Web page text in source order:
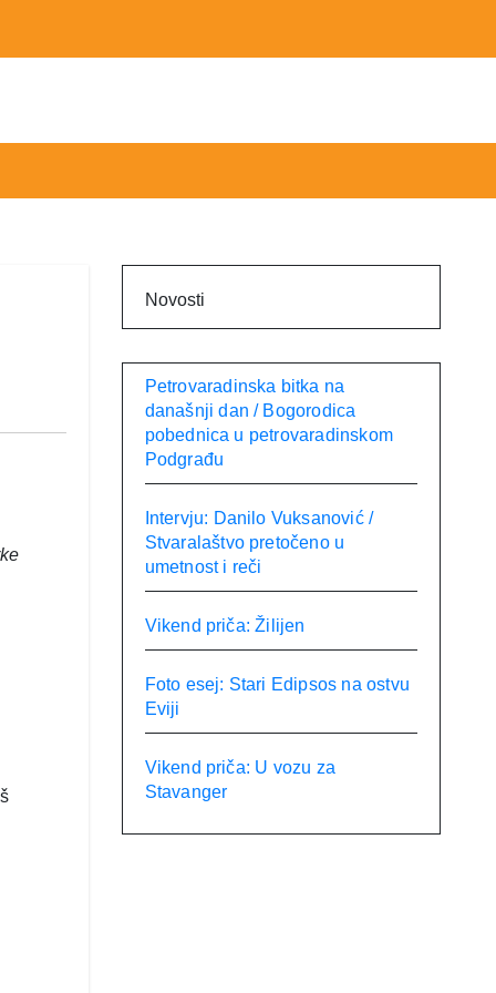
Novosti
Petrovaradinska bitka na
današnji dan / Bogorodica
pobednica u petrovaradinskom
Podgrađu
Intervju: Danilo Vuksanović /
Stvaralaštvo pretočeno u
umetnost i reči
Vikend priča: Žilijen
Foto esej: Stari Edipsos na ostvu
Eviji
Vikend priča: U vozu za
Stavanger